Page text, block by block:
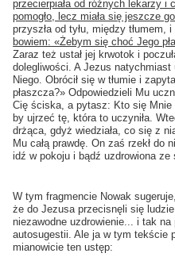
przecierpiała od różnych lekarzy i
pomogło, lecz miała się jeszcze
przyszła od tyłu, między tłumem,
bowiem: «Żebym się choć Jego
Zaraz też ustał jej krwotok i
dolegliwości. A Jezus natychmiast
Niego. Obrócił się w tłumie i
płaszcza?» Odpowiedzieli Mu
Cię ściska, a pytasz: Kto się Mnie
by ujrzeć tę, która to uczyniła.
drżąca, gdyż wiedziała, co się z
Mu całą prawdę. On zaś rzekł do
idź w pokoju i bądź uzdrowiona ze
W tym fragmencie Nowak
że do Jezusa przecisnęli się
niezawodne uzdrowienie... i tak na
autosugestii. Ale ja w tym tekście
mianowicie ten ustęp: